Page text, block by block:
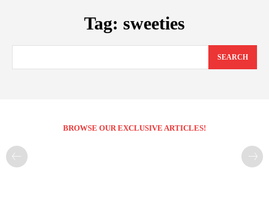
Tag: sweeties
SEARCH
BROWSE OUR EXCLUSIVE ARTICLES!